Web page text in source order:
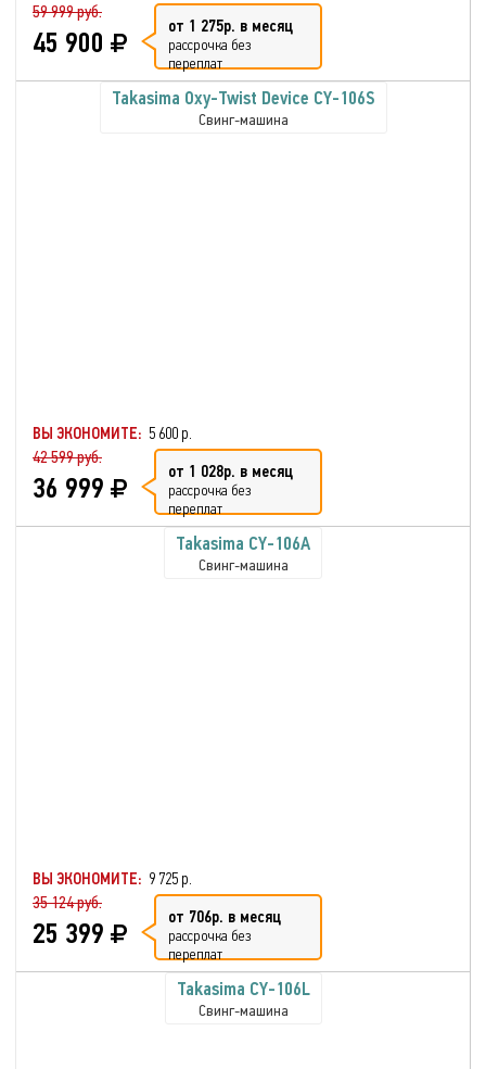
59 999 руб.
45 900 от 1 275р. в месяц
рассрочка без
переплат
Takasima Oxy-Twist Device CY-106S
Свинг-машина
ВЫ ЭКОНОМИТЕ: 5 600 р.
42 599 руб.
36 999 от 1 028р. в месяц
рассрочка без
переплат
Takasima CY-106A
Свинг-машина
ВЫ ЭКОНОМИТЕ: 9 725 р.
35 124 руб.
25 399 от 706р. в месяц
рассрочка без
переплат
Takasima CY-106L
Свинг-машина